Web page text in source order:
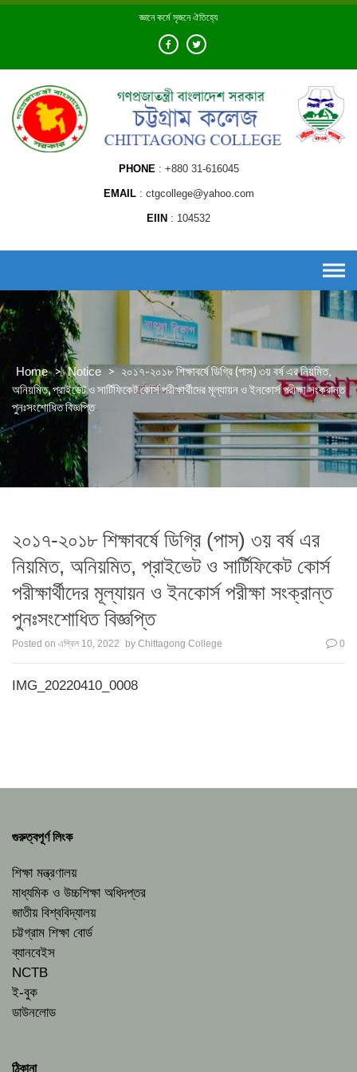
Skip
জ্ঞানে কর্মে সৃজনে ঐতিহ্যে
PHONE +880 31-616045
EMAIL ctgcollege@yahoo.com
EIIN 104532
Home > Notice > ২০১৭-২০১৮ শিক্ষাবর্ষে ডিগ্রি (পাস) ৩য় বর্ষ এর নিয়মিত,
অনিয়মিত, প্রাইভেট ও সার্টিফিকেট কোর্স পরীক্ষার্থীদের মূল্যায়ন ও ইনকোর্স পরীক্ষা সংক্রান্ত
পুনঃসংশোধিত বিজ্ঞপ্তি
২০১৭-২০১৮ শিক্ষাবর্ষে ডিগ্রি (পাস) ৩য় বর্ষ এর
নিয়মিত, অনিয়মিত, প্রাইভেট ও সার্টিফিকেট কোর্স
পরীক্ষার্থীদের মূল্যায়ন ও ইনকোর্স পরীক্ষা সংক্রান্ত
পুনঃসংশোধিত বিজ্ঞপ্তি
Posted on এপ্রিল 10, 2022 by Chittagong College 0
IMG_20220410_0008
গুরুত্বপূর্ণ লিংক
শিক্ষা মন্ত্রণালয়
মাধ্যমিক ও উচ্চশিক্ষা অধিদপ্তর
জাতীয় বিশ্ববিদ্যালয়
চট্টগ্রাম শিক্ষা বোর্ড
ব্যানবেইস
NCTB
ই-বুক
ডাউনলোড
ঠিকানা